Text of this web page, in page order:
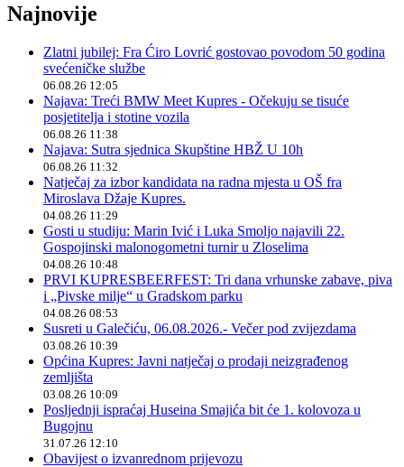
Najnovije
Zlatni jubilej: Fra Ćiro Lovrić gostovao povodom 50 godina
svećeničke službe
06.08.26 12:05
Najava: Treći BMW Meet Kupres - Očekuju se tisuće
posjetitelja i stotine vozila
06.08.26 11:38
Najava: Sutra sjednica Skupštine HBŽ U 10h
06.08.26 11:32
Natječaj za izbor kandidata na radna mjesta u OŠ fra
Miroslava Džaje Kupres.
04.08.26 11:29
Gosti u studiju: Marin Ivić i Luka Smoljo najavili 22.
Gospojinski malonogometni turnir u Zloselima
04.08.26 10:48
PRVI KUPRESBEERFEST: Tri dana vrhunske zabave, piva
i „Pivske milje“ u Gradskom parku
04.08.26 08:53
Susreti u Galečiću, 06.08.2026.- Večer pod zvijezdama
03.08.26 10:39
Općina Kupres: Javni natječaj o prodaji neizgrađenog
zemljišta
03.08.26 10:09
Posljednji ispraćaj Huseina Smajića bit će 1. kolovoza u
Bugojnu
31.07.26 12:10
Obavijest o izvanrednom prijevozu